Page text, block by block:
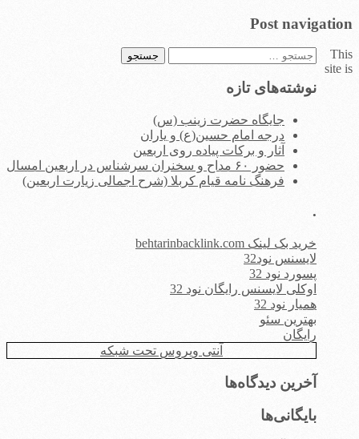
Post navigation
جستجو
نوشته‌های تازه
جایگاه حضرت زینب (س)
درجه امام حسین(ع) و یاران
آثار و برکات پیاده روی اربعین
حضور ۶۰ مداح و سخنران سرشناس در اربعین امسال
فرهنگ نامه قیام کربلا (شرح اجمالی زیارت اربعین)
.
خرید بک لینک behtarinbacklink.com
لایسنس نود32
پسورد نود 32
اوکلی لایسنس رایگان نود 32
همیار نود 32
بهترین سئو
رایگان
آنتی ویروس تحت شبکه
آخرین دیدگاه‌ها
بایگانی‌ها
This
site is